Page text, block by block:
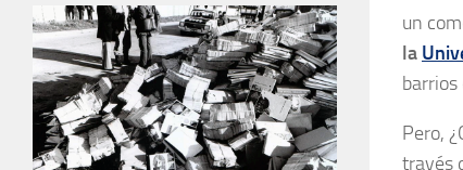
un
la
barrios
Pero,
través